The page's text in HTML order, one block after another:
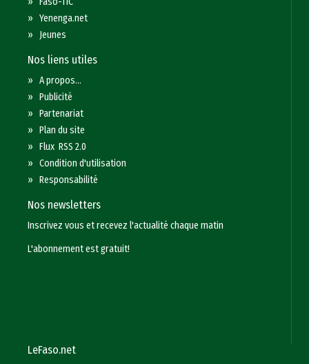
»Yenenga.net
» Jeunes
Nos liens utiles
»A propos...
»Publicité
»Partenariat
»Plan du site
»Flux RSS 2.0
»Condition d'utilisation
»Responsabilité
Nos newsletters
Inscrivez vous et recevez l'actualité chaque matin
L'abonnement est gratuit!
LeFaso.net